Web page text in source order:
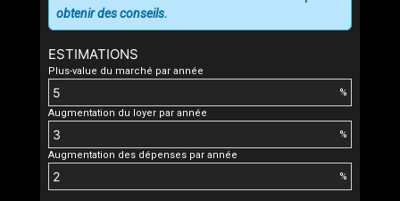
ESTIMATIONS
Plus-value du marché par année
%
Augmentation du loyer par année
%
Augmentation des dépenses par année
%
obtenir des conseils.